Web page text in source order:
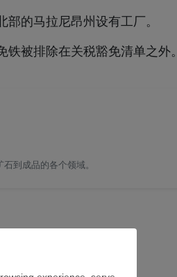
的马拉尼昂州设有工厂。
被排除在关税豁免清单之外。
到成品的各个领域。